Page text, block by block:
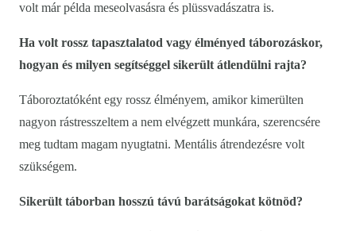
volt már példa meseolvasásra és plüssvadászatra is.
Ha volt rossz tapasztalatod vagy élményed táborozáskor,
hogyan és milyen segítséggel sikerült átlendülni rajta?
Táboroztatóként egy rossz élményem, amikor kimerülten
nagyon rástresszeltem a nem elvégzett munkára, szerencsére
meg tudtam magam nyugtatni. Mentális átrendezésre volt
szükségem.
Sikerült táborban hosszú távú barátságokat kötnöd?